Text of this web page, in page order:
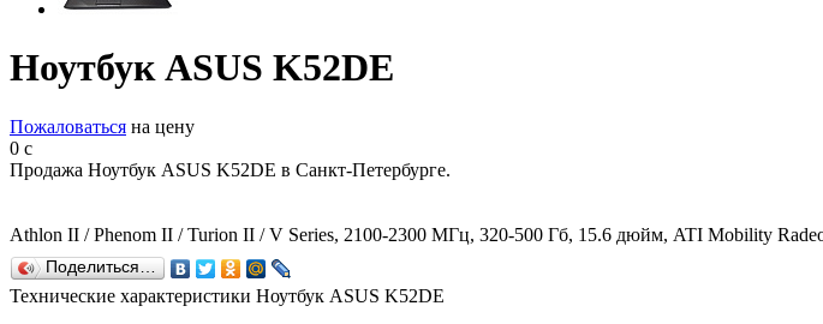
Ноутбук ASUS K52DE
Пожаловаться на цену
0 c
Продажа Ноутбук ASUS K52DE в Санкт-Петербурге.
Athlon II / Phenom II / Turion II / V Series, 2100-2300 МГц, 320-500 Гб, 15.6 дюйм, ATI Mobility
Поделиться…
Технические характеристики Ноутбук ASUS K52DE